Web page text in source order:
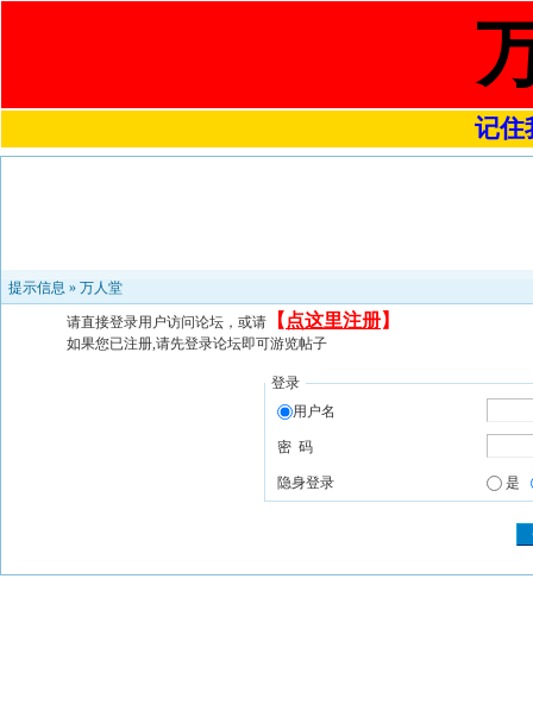
记住
提示信息 » 万人堂
请直接登录用户访问论坛，或请 【 点这里注册】
如果您已注册,请先登录论坛即可游览帖子
登录
用户名
密 码
隐身登录 是